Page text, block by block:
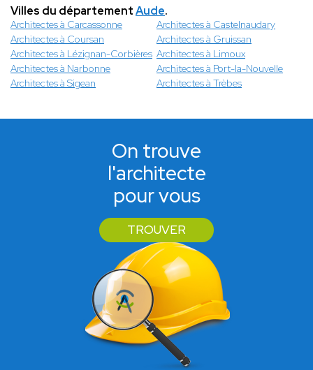
Villes du départementAude.
Architectes à Carcassonne
Architectes à Castelnaudary
Architectes à Coursan
Architectes à Gruissan
Architectes à Lézignan-Corbières Architectes à Limoux
Architectes à Narbonne
Architectes à Port-la-Nouvelle
Architectes à Sigean
Architectes à Trèbes
On trouve
l'architecte
pour vous
TROUVER